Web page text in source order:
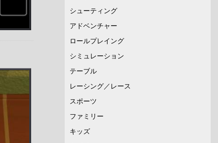
シューティング
アドベンチャー
ロールプレイング
シミュレーション
テーブル
レーシング／レース
スポーツ
ファミリー
キッズ